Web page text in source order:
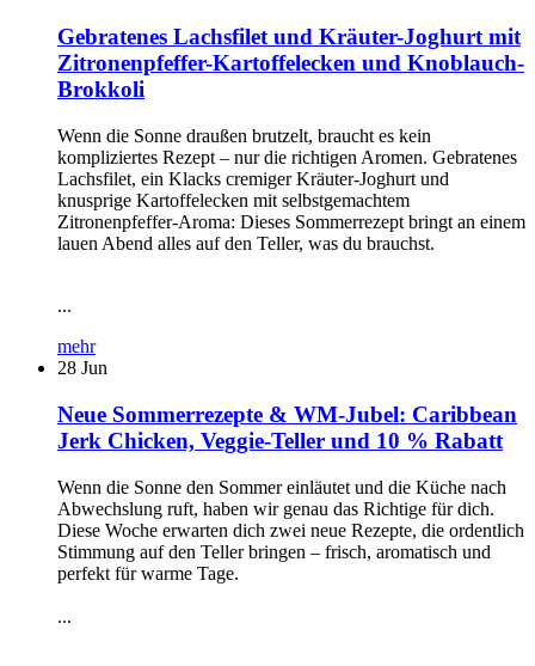
Gebratenes Lachsfilet und Kräuter-Joghurt mit
Zitronenpfeffer-Kartoffelecken und Knoblauch-
Brokkoli
Wenn die Sonne draußen brutzelt, braucht es kein
kompliziertes Rezept – nur die richtigen Aromen. Gebratenes
Lachsfilet, ein Klacks cremiger Kräuter-Joghurt und
knusprige Kartoffelecken mit selbstgemachtem
Zitronenpfeffer-Aroma: Dieses Sommerrezept bringt an einem
lauen Abend alles auf den Teller, was du brauchst.
...
mehr
28 Jun
Neue Sommerrezepte & WM-Jubel: Caribbean
Jerk Chicken, Veggie-Teller und 10 % Rabatt
Wenn die Sonne den Sommer einläutet und die Küche nach
Abwechslung ruft, haben wir genau das Richtige für dich.
Diese Woche erwarten dich zwei neue Rezepte, die ordentlich
Stimmung auf den Teller bringen – frisch, aromatisch und
perfekt für warme Tage.
...